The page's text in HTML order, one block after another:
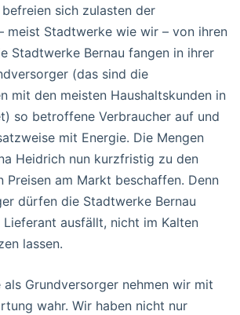
sich zulasten der
meist Stadtwerke wie wir – von ihren
Stadtwerke Bernau fangen in ihrer
(das sind die
mit den meisten Haushaltskunden in
so betroffene Verbraucher auf und
mit Energie. Die Mengen
Heidrich nun kurzfristig zu den
Preisen am Markt beschaffen. Denn
dürfen die Stadtwerke Bernau
Lieferant ausfällt, nicht im Kalten
lassen.
als Grundversorger nehmen wir mit
wahr. Wir haben nicht nur